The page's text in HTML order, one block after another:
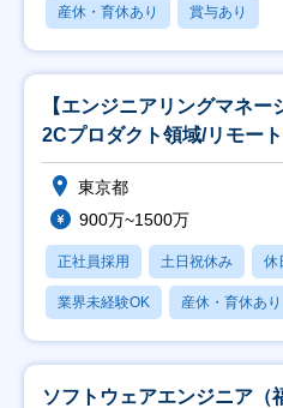
産休・育休あり 賞与あり
【エンジニアリングマネ
2Cプロダクト領域/リモー
東京都
900万~1500万
正社員採用 土日祝休み 休
業界未経験OK 産休・育休あり
ソフトウェアエンジニア（